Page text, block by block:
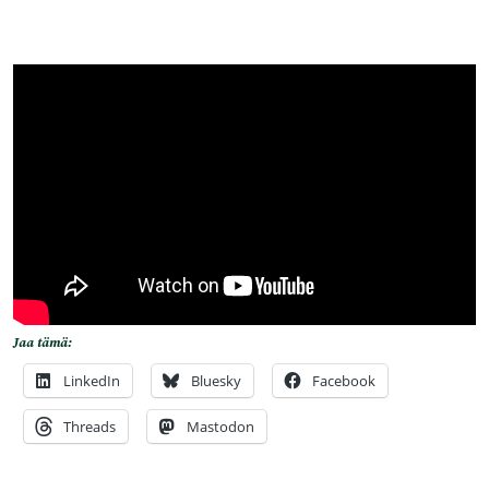
Jaa tämä:
LinkedIn Bluesky Facebook
Threads Mastodon